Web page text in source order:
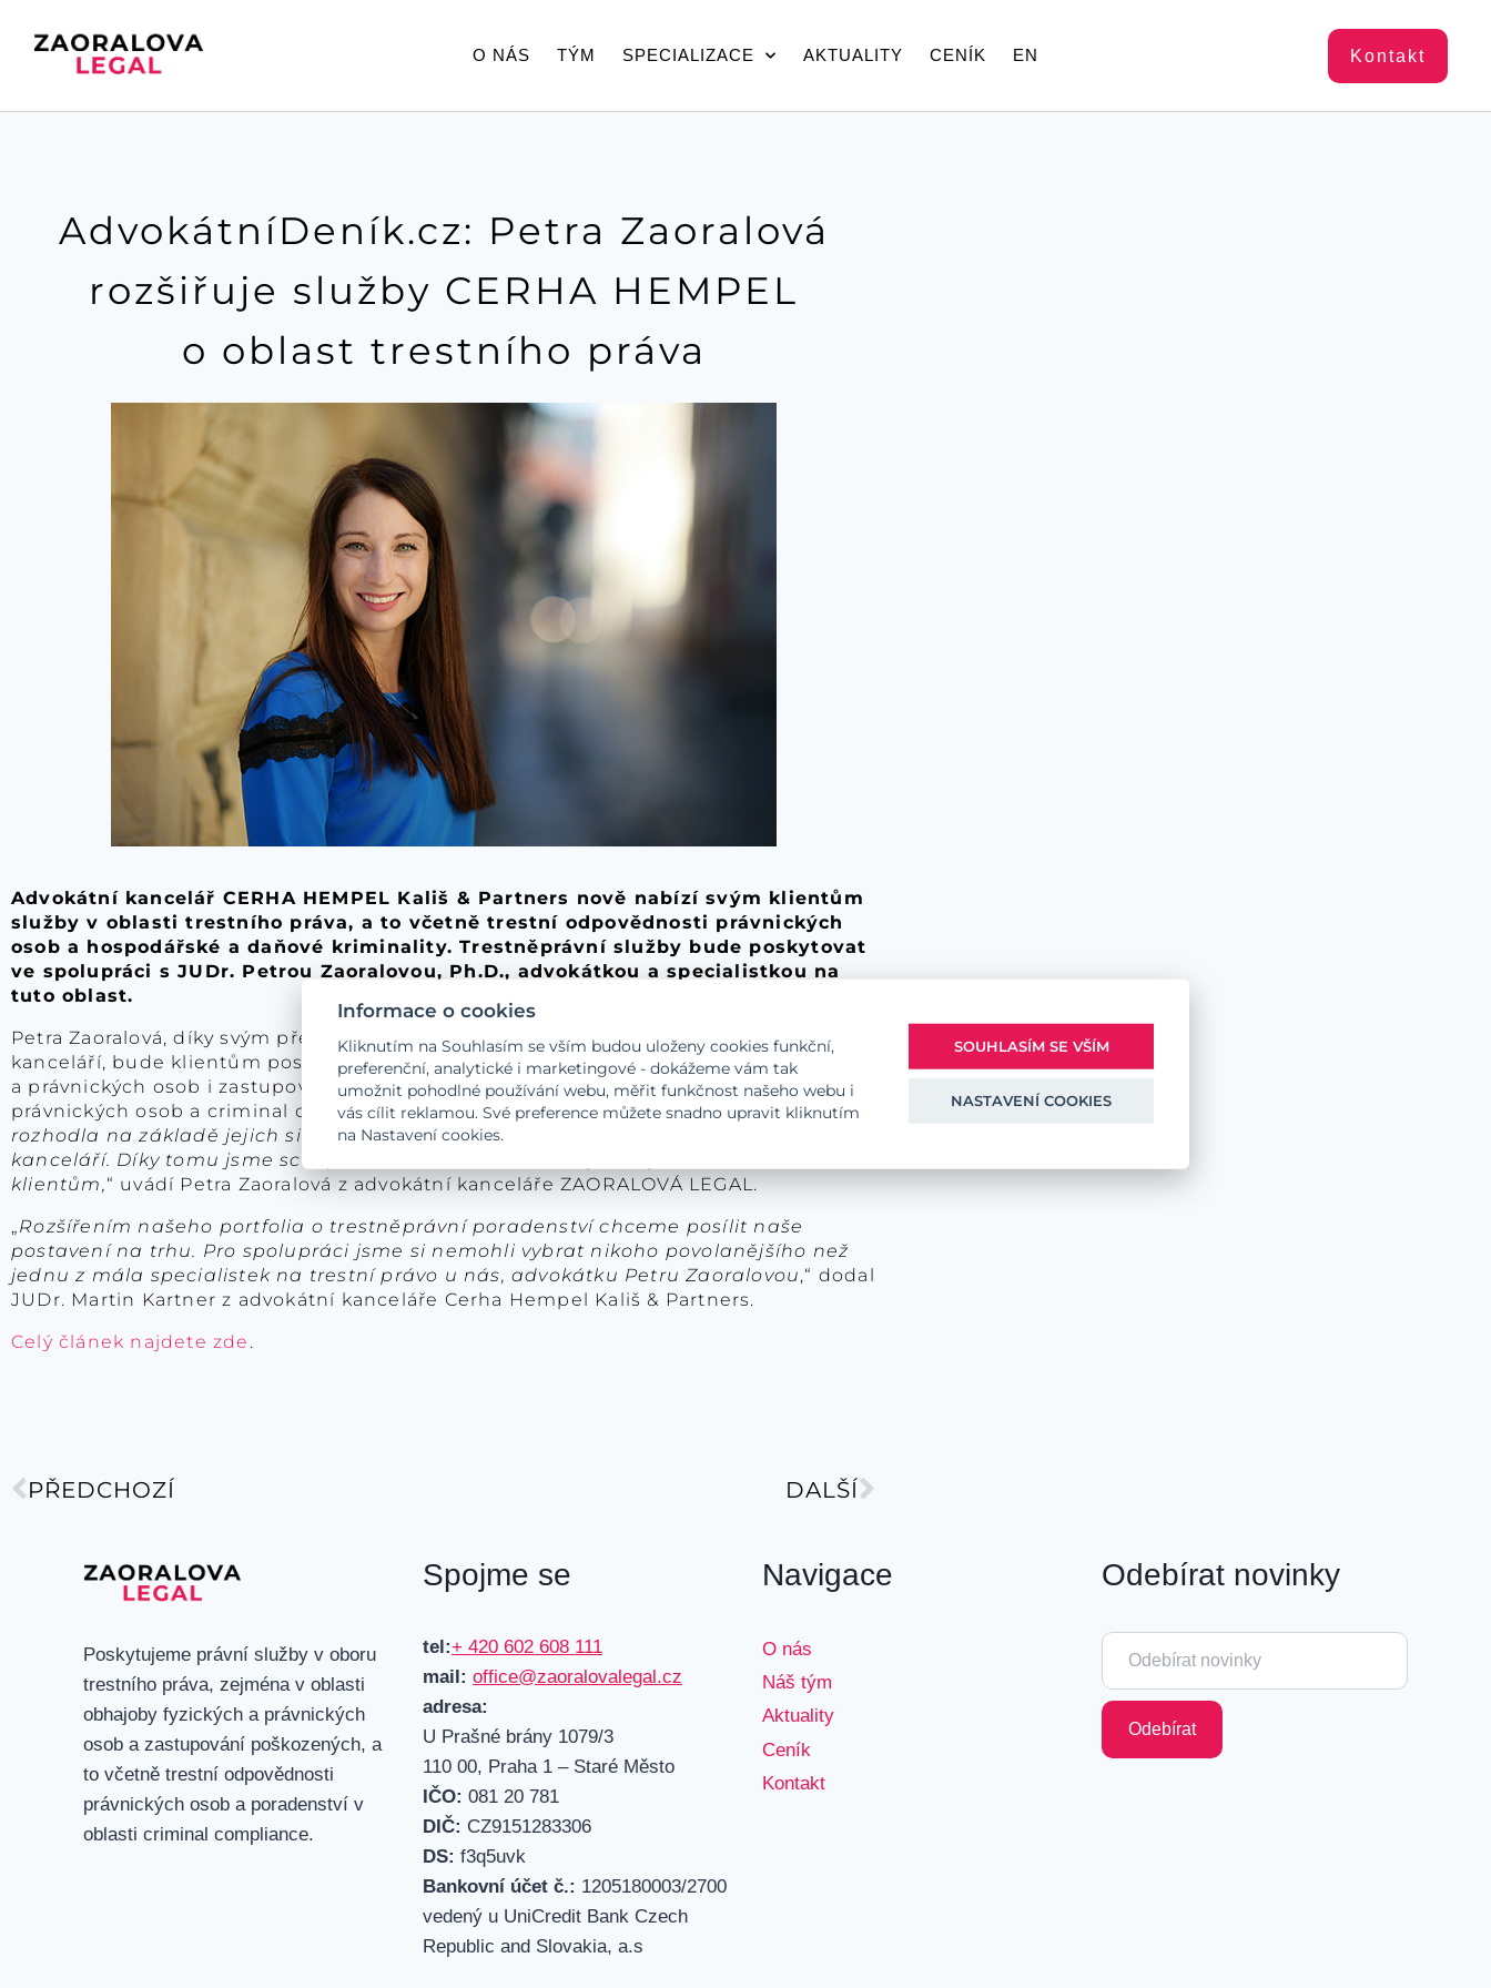
O NÁS TÝM SPECIALIZACE AKTUALITY CENÍK EN Kontakt
AdvokátníDeník.cz: Petra Zaoralová
rozšiřuje služby CERHA HEMPEL
o oblast trestního práva
Advokátní kancelář CERHA HEMPEL Kališ & Partners nově nabízí svým klientům
služby v oblasti trestního práva, a to včetně trestní odpovědnosti právnických
osob a hospodářské a daňové kriminality. Trestněprávní služby bude poskytovat
ve spolupráci s JUDr. Petrou Zaoralovou, Ph.D., advokátkou a specialistkou na
tuto oblast.
Petra Zaoralová, díky svým předchozím zkušenostem z renomovaných advokátních
kanceláří, bude klientům poskytovat služby zejména v otázkách obhajoby fyzických
a právnických osob i zastupování poškozených, včetně trestní odpovědnosti
právnických osob a criminal compliance. „Pro spolupráci s CERHA HEMPEL jsem se
rozhodla na základě jejich silného zastoupení v mezinárodní síti advokátních
kanceláří. Díky tomu jsme schopni nabídnout naše služby českým i zahraničním
klientům,“ uvádí Petra Zaoralová z advokátní kanceláře ZAORALOVÁ LEGAL.
„Rozšířením našeho portfolia o trestněprávní poradenství chceme posílit naše
postavení na trhu. Pro spolupráci jsme si nemohli vybrat nikoho povolanějšího než
jednu z mála specialistek na trestní právo u nás, advokátku Petru Zaoralovou,“ dodal
JUDr. Martin Kartner z advokátní kanceláře Cerha Hempel Kališ & Partners.
Celý článek najdete zde .
PŘEDCHOZÍ DALŠÍ
Poskytujeme právní služby v oboru
trestního práva, zejména v oblasti
obhajoby fyzických a právnických
osob a zastupování poškozených, a
to včetně trestní odpovědnosti
právnických osob a poradenství v
oblasti criminal compliance.
Spojme se
tel:+ 420 602 608 111
mail: office@zaoralovalegal.cz
adresa:
U Prašné brány 1079/3
110 00, Praha 1 – Staré Město
IČO: 081 20 781
DIČ: CZ9151283306
DS: f3q5uvk
Bankovní účet č.: 1205180003/2700
vedený u UniCredit Bank Czech
Republic and Slovakia, a.s
Navigace
O nás
Náš tým
Aktuality
Ceník
Kontakt
Odebírat novinky
Odebírat
Informace o cookies
Kliknutím na Souhlasím se vším budou uloženy cookies funkční,
preferenční, analytické i marketingové - dokážeme vám tak
umožnit pohodlné používání webu, měřit funkčnost našeho webu i
vás cílit reklamou. Své preference můžete snadno upravit kliknutím
na Nastavení cookies.
SOUHLASÍM SE VŠÍM
NASTAVENÍ COOKIES